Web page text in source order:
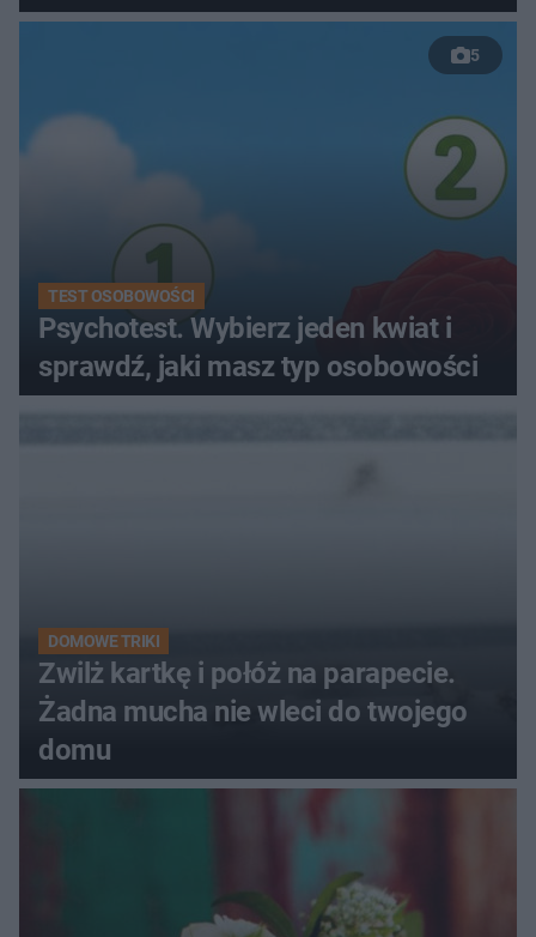
5
TEST OSOBOWOŚCI
Psychotest. Wybierz jeden kwiat i
sprawdź, jaki masz typ osobowości
DOMOWE TRIKI
Zwilż kartkę i połóż na parapecie.
Żadna mucha nie wleci do twojego
domu